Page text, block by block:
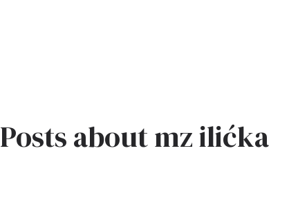
Posts about mz ilićka